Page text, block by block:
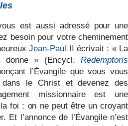
est aussi adressé pour une
besoin pour votre cheminement
Jean-Paul II
écrivait : « La
donne » (Encycl.Redemptoris
l’Évangile que vous vous
dans le
Christ et devenez des
missionnaire est une
foi : on ne peut être un croyant
Et l’annonce de l’Évangile n’est